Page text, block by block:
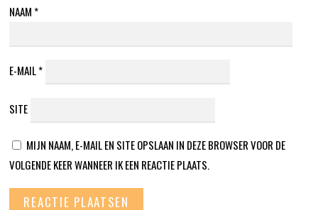
NAAM *
E-MAIL*
SITE
MIJN NAAM, E-MAIL EN SITE OPSLAAN IN DEZE BROWSER VOOR DE
VOLGENDE KEER WANNEER IK EEN REACTIE PLAATS.